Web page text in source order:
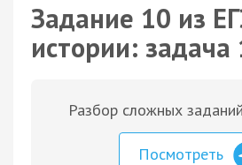
Задание 10 из
истории: задача
Разбор сложных
Посмотреть